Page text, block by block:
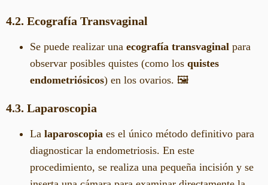
4.2. Ecografía Transvaginal
Se puede realizar una ecografía transvaginal para
observar posibles quistes (como los quistes
endometriósicos) en los ovarios. 🖼️
4.3. Laparoscopia
La laparoscopia es el único método definitivo para
diagnosticar la endometriosis. En este
procedimiento, se realiza una pequeña incisión y se